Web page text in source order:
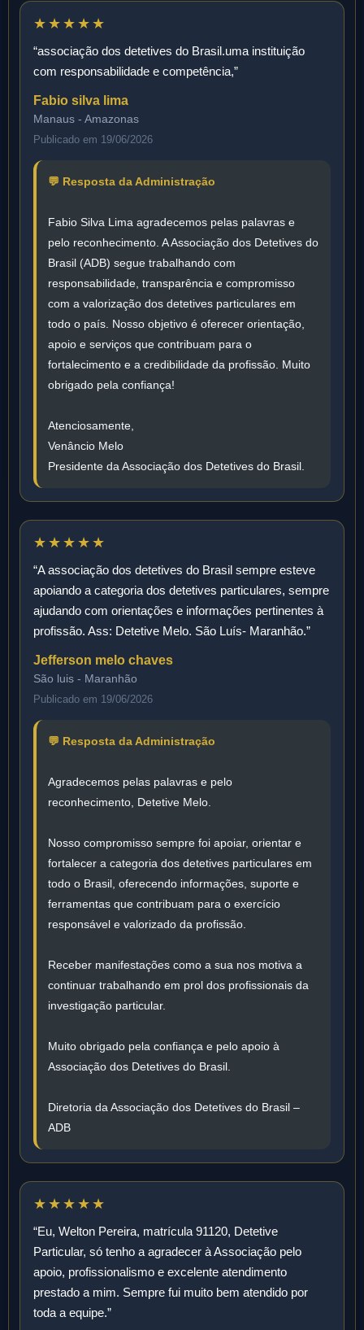
★★★★★
“associação dos detetives do Brasil.uma instituição
com responsabilidade e competência,”
Fabio silva lima
Manaus - Amazonas
Publicado em 19/06/2026
💬 Resposta da Administração
Fabio Silva Lima agradecemos pelas palavras e
pelo reconhecimento. A Associação dos Detetives do
Brasil (ADB) segue trabalhando com
responsabilidade, transparência e compromisso
com a valorização dos detetives particulares em
todo o país. Nosso objetivo é oferecer orientação,
apoio e serviços que contribuam para o
fortalecimento e a credibilidade da profissão. Muito
obrigado pela confiança!
Atenciosamente,
Venâncio Melo
Presidente da Associação dos Detetives do Brasil.
★★★★★
“A associação dos detetives do Brasil sempre esteve
apoiando a categoria dos detetives particulares, sempre
ajudando com orientações e informações pertinentes à
profissão. Ass: Detetive Melo. São Luís- Maranhão.”
Jefferson melo chaves
São luis - Maranhão
Publicado em 19/06/2026
💬 Resposta da Administração
Agradecemos pelas palavras e pelo
reconhecimento, Detetive Melo.
Nosso compromisso sempre foi apoiar, orientar e
fortalecer a categoria dos detetives particulares em
todo o Brasil, oferecendo informações, suporte e
ferramentas que contribuam para o exercício
responsável e valorizado da profissão.
Receber manifestações como a sua nos motiva a
continuar trabalhando em prol dos profissionais da
investigação particular.
Muito obrigado pela confiança e pelo apoio à
Associação dos Detetives do Brasil.
Diretoria da Associação dos Detetives do Brasil –
ADB
★★★★★
“Eu, Welton Pereira, matrícula 91120, Detetive
Particular, só tenho a agradecer à Associação pelo
apoio, profissionalismo e excelente atendimento
prestado a mim. Sempre fui muito bem atendido por
toda a equipe.”